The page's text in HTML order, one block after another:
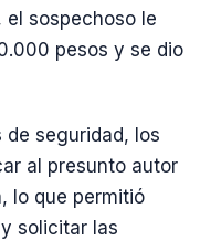
el sospechoso le
pesos y se dio
de seguridad, los
al presunto autor
lo que permitió
solicitar las